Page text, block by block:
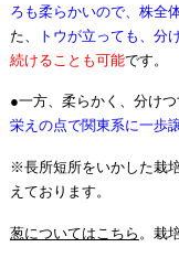
ろも柔らかいので、 株全
た、
トウが立っても、分
続けることも可能です。
●一方、柔らかく、分け
栄えの点で関東系に一歩
※長所短所をいかした栽
えております。
葱についてはこちら 。栽